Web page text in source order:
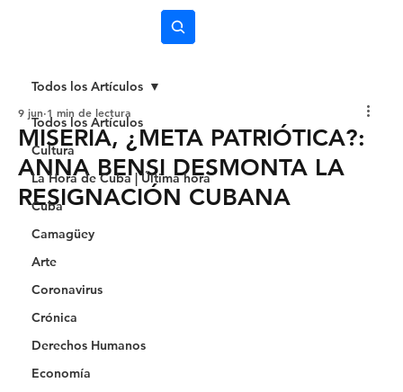
Todos los Artículos
Cultura
La Hora de Cuba | Última hora
Cuba
Camagüey
Arte
Coronavirus
Crónica
Derechos Humanos
Economía
Todos los Artículos
MISERIA, ¿META PATRIÓTICA?:
ANNA BENSI DESMONTA LA
RESIGNACIÓN CUBANA
9 jun 1 min de lectura